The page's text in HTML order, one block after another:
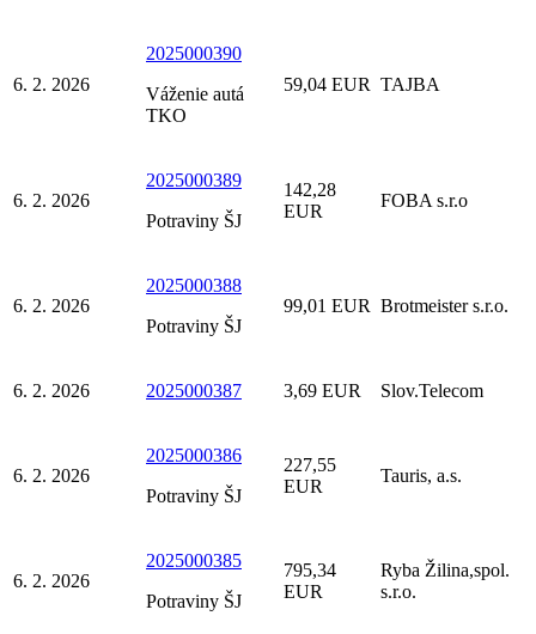
6. 2. 2026
2025000390
Váženie autá
TKO
59,04 EUR TAJBA
6. 2. 2026
2025000389
Potraviny ŠJ
142,28
EUR
FOBA s.r.o
6. 2. 2026
2025000388
Potraviny ŠJ
99,01 EUR Brotmeister s.r.o.
6. 2. 2026 2025000387 3,69 EUR Slov.Telecom
6. 2. 2026
2025000386
Potraviny ŠJ
227,55
EUR
Tauris, a.s.
6. 2. 2026
2025000385
Potraviny ŠJ
795,34
EUR
Ryba Žilina,spol.
s.r.o.